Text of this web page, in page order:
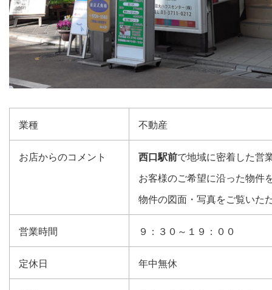
業種 不動産
お店からのコメント 西口駅前で地域に密着した営
お客様のご希望に沿った物件
物件の図面・写真をご覧いた
営業時間 ９：３０～１９：００
定休日 年中無休